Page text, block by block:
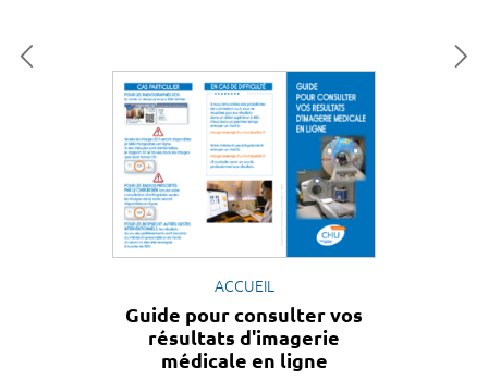
ACCUEIL
Guide pour consulter vos
résultats d'imagerie
médicale en ligne